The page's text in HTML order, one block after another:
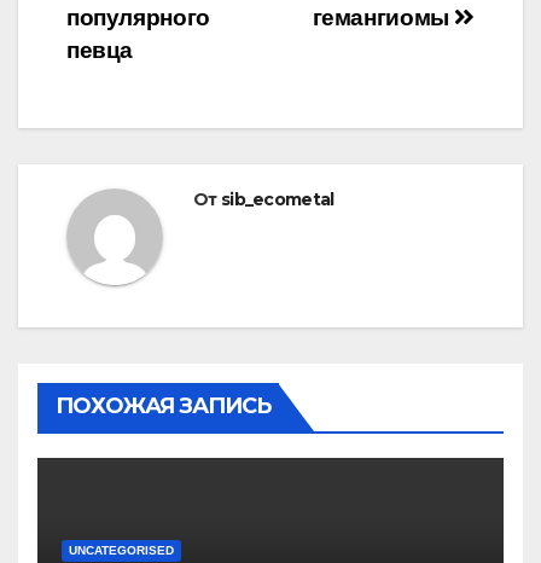
гемангиомы
популярного
певца
От sib_ecometal
ПОХОЖАЯ ЗАПИСЬ
UNCATEGORISED